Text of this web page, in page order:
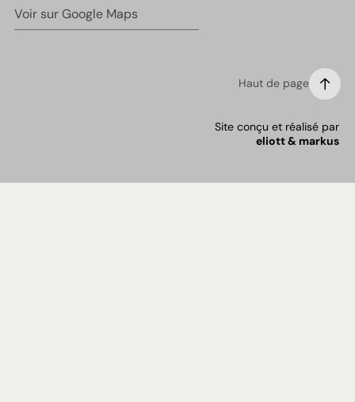
Voir sur Google Maps
Site conçu et réalisé par
eliott & markus
Haut de page